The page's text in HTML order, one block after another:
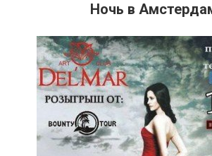
Ночь в